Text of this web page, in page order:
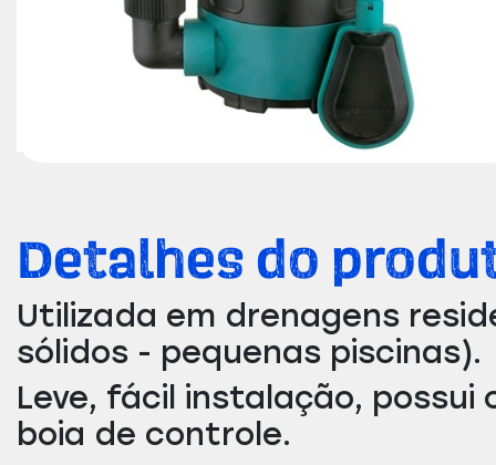
Detalhes do
Utilizada em drenagens
sólidos - pequenas piscinas).
Leve, fácil instalação,
boia de controle.